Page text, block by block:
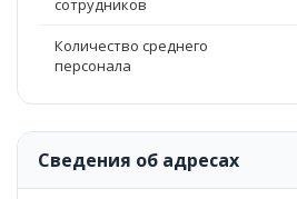
сотрудников
Количество среднего
персонала
Сведения об адресах